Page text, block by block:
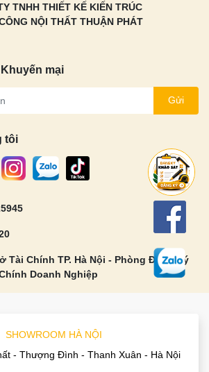
TNHH THIẾT KẾ KIẾN TRÚC
NỘI THẤT THUẬN PHÁT
mại
Gửi
tôi
Tài Chính TP. Hà Nội - Phòng Đăng Ký
Doanh Nghiệp
SHOWROOM HÀ NỘI
- Thượng Đình - Thanh Xuân - Hà Nội